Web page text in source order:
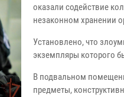
оказали содействие
незаконном хранении
Установлено, что
экземпляры которого
В подвальном
предметы,